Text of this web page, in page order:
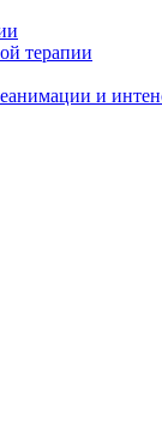
терапии
и